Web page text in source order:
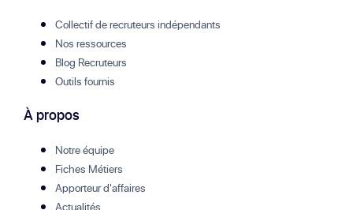
Collectif de recruteurs indépendants
Nos ressources
Blog Recruteurs
Outils fournis
À propos
Notre équipe
Fiches Métiers
Apporteur d'affaires
Actualités